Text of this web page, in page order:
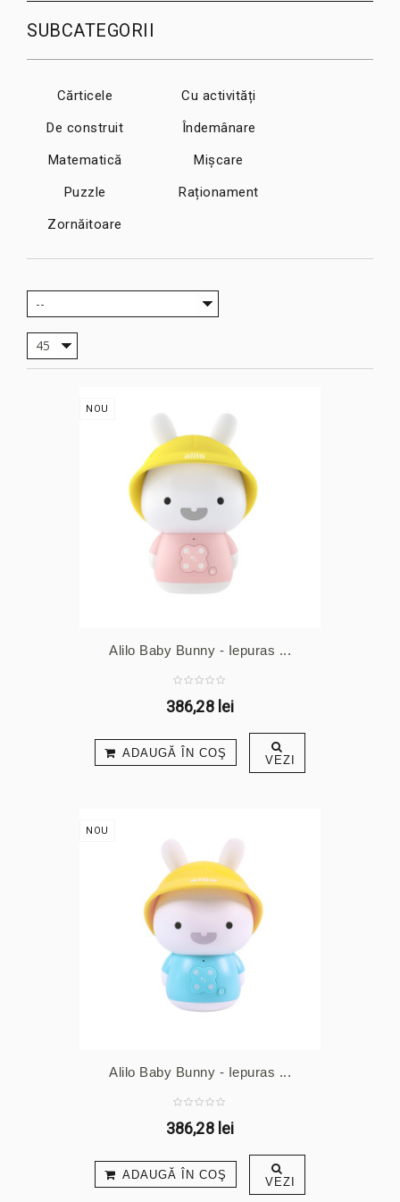
SUBCATEGORII
Cărticele
Cu activități
De construit
Îndemânare
Matematică
Mișcare
Puzzle
Raționament
Zornăitoare
--
45
NOU
Alilo Baby Bunny - Iepuras ...
386,28 lei
ADAUGĂ ÎN COŞ VEZI
NOU
Alilo Baby Bunny - Iepuras ...
386,28 lei
ADAUGĂ ÎN COŞ VEZI